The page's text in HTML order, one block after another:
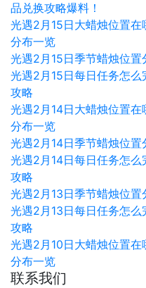
品兑换攻略爆料！
光遇2月15日大蜡烛位置
分布一览
光遇2月15日季节蜡烛位
光遇2月15日每日任务怎
攻略
光遇2月14日大蜡烛位置
分布一览
光遇2月14日季节蜡烛位
光遇2月14日每日任务怎
攻略
光遇2月13日季节蜡烛位
光遇2月13日每日任务怎
攻略
光遇2月10日大蜡烛位置
分布一览
联系我们